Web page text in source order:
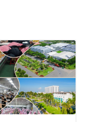
g
s
u
l
l
s
c